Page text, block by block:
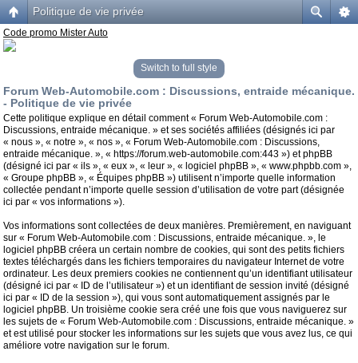
Politique de vie privée
Code promo Mister Auto
Switch to full style
Forum Web-Automobile.com : Discussions, entraide mécanique.
- Politique de vie privée
Cette politique explique en détail comment « Forum Web-Automobile.com :
Discussions, entraide mécanique. » et ses sociétés affiliées (désignés ici par
« nous », « notre », « nos », « Forum Web-Automobile.com : Discussions,
entraide mécanique. », « https://forum.web-automobile.com:443 ») et phpBB
(désigné ici par « ils », « eux », « leur », « logiciel phpBB », « www.phpbb.com »,
« Groupe phpBB », « Équipes phpBB ») utilisent n’importe quelle information
collectée pendant n’importe quelle session d’utilisation de votre part (désignée
ici par « vos informations »).
Vos informations sont collectées de deux manières. Premièrement, en naviguant
sur « Forum Web-Automobile.com : Discussions, entraide mécanique. », le
logiciel phpBB créera un certain nombre de cookies, qui sont des petits fichiers
textes téléchargés dans les fichiers temporaires du navigateur Internet de votre
ordinateur. Les deux premiers cookies ne contiennent qu’un identifiant utilisateur
(désigné ici par « ID de l’utilisateur ») et un identifiant de session invité (désigné
ici par « ID de la session »), qui vous sont automatiquement assignés par le
logiciel phpBB. Un troisième cookie sera créé une fois que vous naviguerez sur
les sujets de « Forum Web-Automobile.com : Discussions, entraide mécanique. »
et est utilisé pour stocker les informations sur les sujets que vous avez lus, ce qui
améliore votre navigation sur le forum.